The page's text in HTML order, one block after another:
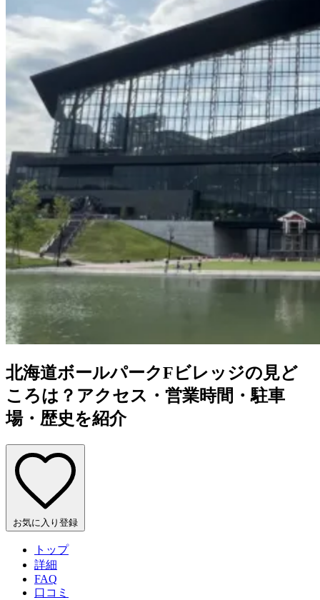
北海道ボールパークFビレッジの見ど
ころは？アクセス・営業時間・駐車
場・歴史を紹介
お気に入り登録
トップ
詳細
FAQ
口コミ